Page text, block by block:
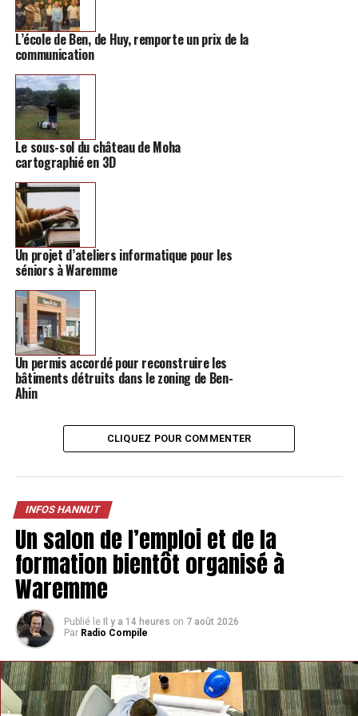
Depuis plusieurs mois, différentes actions ont été
menées pour améliorer leur visibilité, notamment via
L’école de Ben, de Huy, remporte un prix de la
communication
Le sous-sol du château de Moha
cartographié en 3D
Un projet d’ateliers informatique pour les
séniors à Waremme
Un permis accordé pour reconstruire les
bâtiments détruits dans le zoning de Ben-
Ahin
CLIQUEZ POUR COMMENTER
INFOS HANNUT
Un salon de l’emploi et de la
formation bientôt organisé à
Waremme
Publié le Il y a 14 heures on 7 août 2026
Par Radio Compile